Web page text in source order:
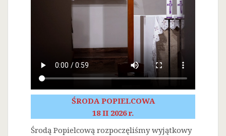
ŚRODA POPIELCOWA
18 II 2026 r.
Środą Popielcową rozpoczęliśmy wyjątkowy